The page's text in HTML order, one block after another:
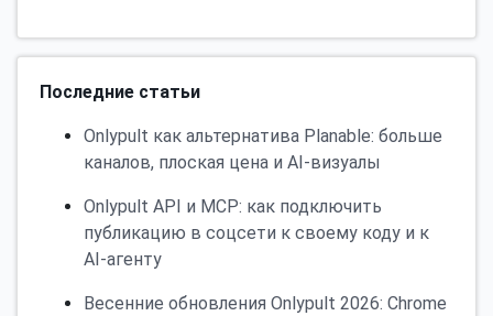
Последние статьи
Onlypult как альтернатива Planable: больше
каналов, плоская цена и AI-визуалы
Onlypult API и MCP: как подключить
публикацию в соцсети к своему коду и к
AI-агенту
Весенние обновления Onlypult 2026: Chrome